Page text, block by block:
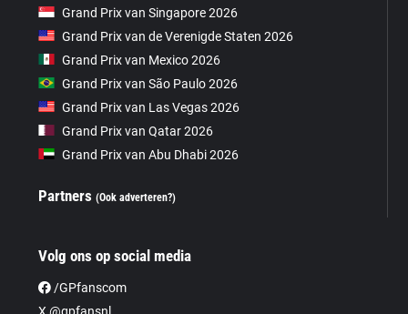
Grand Prix van Singapore 2026
Grand Prix van de Verenigde Staten 2026
Grand Prix van Mexico 2026
Grand Prix van São Paulo 2026
Grand Prix van Las Vegas 2026
Grand Prix van Qatar 2026
Grand Prix van Abu Dhabi 2026
Partners(Ook adverteren?)
Volg ons op social media
/GPfanscom